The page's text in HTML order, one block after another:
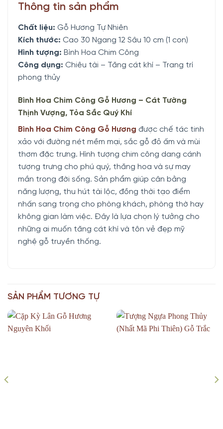
Thông tin sản phẩm
Chất liệu: Gỗ Hương Tự Nhiên
Kích thước: Cao 30 Ngang 12 Sâu 10 cm (1 con)
Hình tượng: Bình Hoa Chim Công
Công dụng: Chiêu tài – Tăng cát khí – Trang trí
phong thủy
Bình Hoa Chim Công Gỗ Hương – Cát Tường
Thịnh Vượng, Tỏa Sắc Quý Khí
Bình Hoa Chim Công Gỗ Hương được chế tác tinh
xảo với đường nét mềm mại, sắc gỗ đỏ ấm và mùi
thơm đặc trưng. Hình tượng chim công dang cánh
tượng trưng cho phú quý, thăng hoa và sự may
mắn trong đời sống. Sản phẩm giúp cân bằng
năng lượng, thu hút tài lộc, đồng thời tạo điểm
nhấn sang trọng cho phòng khách, phòng thờ hay
không gian làm việc. Đây là lựa chọn lý tưởng cho
những ai muốn tăng cát khí và tôn vẻ đẹp mỹ
nghệ gỗ truyền thống.
SẢN PHẨM TƯƠNG TỰ